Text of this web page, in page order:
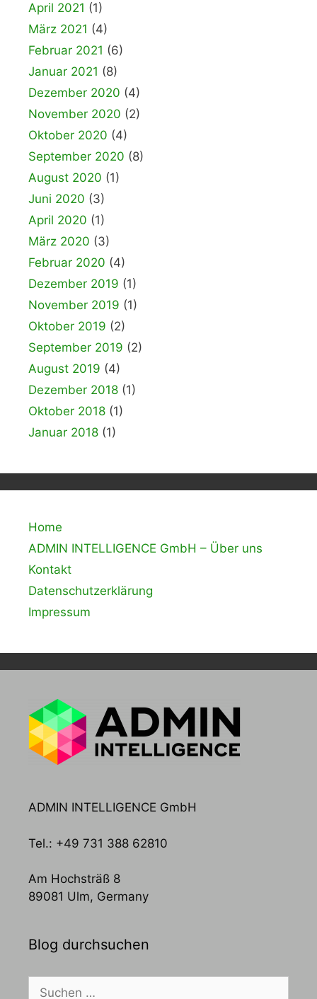
April 2021 (1)
März 2021 (4)
Februar 2021 (6)
Januar 2021 (8)
Dezember 2020 (4)
November 2020 (2)
Oktober 2020 (4)
September 2020 (8)
August 2020 (1)
Juni 2020 (3)
April 2020 (1)
März 2020 (3)
Februar 2020 (4)
Dezember 2019 (1)
November 2019 (1)
Oktober 2019 (2)
September 2019 (2)
August 2019 (4)
Dezember 2018 (1)
Oktober 2018 (1)
Januar 2018 (1)
Home
ADMIN INTELLIGENCE GmbH – Über uns
Kontakt
Datenschutzerklärung
Impressum
ADMIN INTELLIGENCE GmbH
Tel.: +49 731 388 62810
Am Hochsträß 8
89081 Ulm, Germany
Blog durchsuchen
Suchen